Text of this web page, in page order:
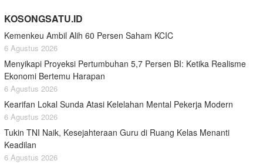
KOSONGSATU.ID
Kemenkeu Ambil Alih 60 Persen Saham KCIC
6 Agustus 2026
Menyikapi Proyeksi Pertumbuhan 5,7 Persen BI: Ketika Realisme
Ekonomi Bertemu Harapan
6 Agustus 2026
Kearifan Lokal Sunda Atasi Kelelahan Mental Pekerja Modern
6 Agustus 2026
Tukin TNI Naik, Kesejahteraan Guru di Ruang Kelas Menanti
Keadilan
6 Agustus 2026